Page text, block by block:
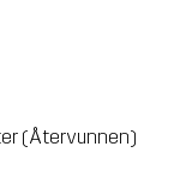
(Återvunnen)